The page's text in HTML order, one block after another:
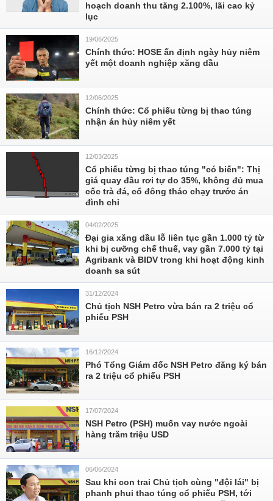
hoạch doanh thu tăng 2.100%, lãi cao kỷ
lục
19/06/2025
Chính thức: HOSE ấn định ngày hủy niêm
yết một doanh nghiệp xăng dầu
12/06/2025
Chính thức: Cổ phiếu từng bị thao túng
nhận án hủy niêm yết
12/03/2025
Cổ phiếu từng bị thao túng "có biến": Thị
giá quay đầu rơi tự do 35%, không đủ mua
cốc trà đá, cổ đông tháo chạy trước án
đình chỉ
04/02/2025
Đại gia xăng dầu lỗ liên tục gần 1.000 tỷ từ
khi bị cưỡng chế thuế, vay gần 7.000 tỷ tại
Agribank và BIDV trong khi hoạt động kinh
doanh sa sút
31/12/2024
Chủ tịch NSH Petro vừa bán ra 2 triệu cổ
phiếu PSH
16/12/2024
Phó Tổng Giám đốc NSH Petro đăng ký bán
ra 2 triệu cổ phiếu PSH
17/07/2024
NSH Petro (PSH) muốn vay nước ngoài
hàng trăm triệu USD
06/06/2024
Sau khi con trai Chủ tịch cùng "đội lái" bị
phanh phui thao túng cổ phiếu PSH, tới